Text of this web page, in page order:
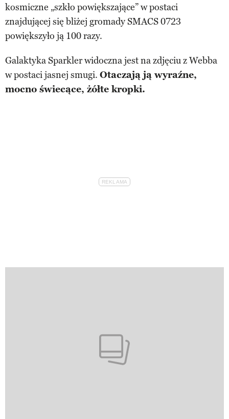
kosmiczne „szkło powiększające” w postaci
znajdującej się bliżej gromady SMACS 0723
powiększyło ją 100 razy.
Galaktyka Sparkler widoczna jest na zdjęciu z Webba
w postaci jasnej smugi. Otaczają ją wyraźne,
mocno świecące, żółte kropki.